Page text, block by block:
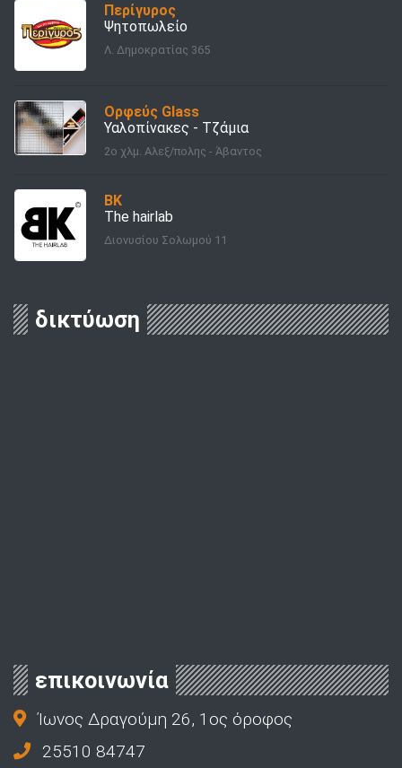
Περίγυρος
Ψητοπωλείο
Λ. Δημοκρατίας 365
Ορφεύς Glass
Υαλοπίνακες - Τζάμια
2ο χλμ. Αλεξ/πολης - Άβαντος
BK
The hairlab
Διονυσίου Σολωμού 11
δικτύωση
επικοινωνία
Ίωνος Δραγούμη 26, 1ος όροφος
25510 84747